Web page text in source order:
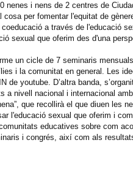
nenes i nens de 2 centres de
cosa per fomentar l'equitat de
a través de l'educació
sexual que oferim des d'una
un cicle de 7 seminaris
i la comunitat en general. Les
de youtube. D’altra banda,
a nivell nacional i internacional
que recollirà el que diuen les
l'educació sexual que oferim i
educatives sobre com
i congrés, així com als